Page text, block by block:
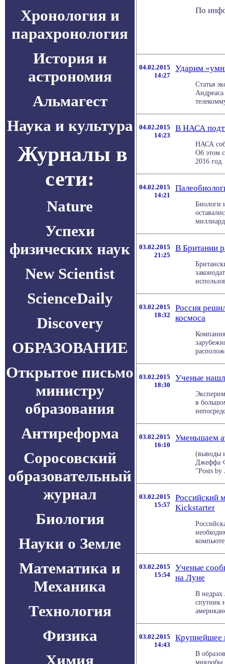
Хронология и
парахронология
История и
астрономия
Альмагест
Наука и культура
Журналы в
сети:
Nature
Успехи
физических наук
New Scientist
ScienceDaily
Discovery
ОБРАЗОВАНИЕ
Открытое письмо
министру
образования
Антиреформа
Соросовский
образовательный
журнал
Биология
Науки о Земле
Математика и
Механика
Технология
Физика
Химия
По
04.02.2015
14:27
Ударим
Статья
04.02.2015
14:23
В НАСА
НАСА
Об этом
2016
04.02.2015
14:21
Биологи
03.02.2015
21:25
В Британии
03.02.2015
18:32
Россия
космоса
03.02.2015
18:30
Ученые
в
03.02.2015
16:10
Уменьшаем
(выводы
Джеффа
"Posts by
03.02.2015
15:57
Российский
Kickstarter
03.02.2015
15:54
Ученые
на Луне
В недрах
спутник
03.02.2015
14:43
Крупнейшее
В
микробы.